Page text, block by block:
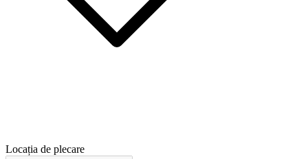
Locația de plecare